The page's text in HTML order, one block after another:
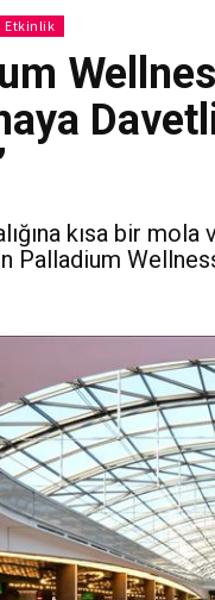
Etkinlik
kısa bir
Palladium